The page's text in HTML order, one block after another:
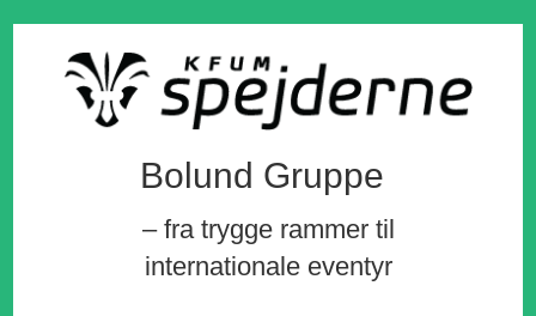
Bolund Gruppe
– fra trygge rammer til
internationale eventyr